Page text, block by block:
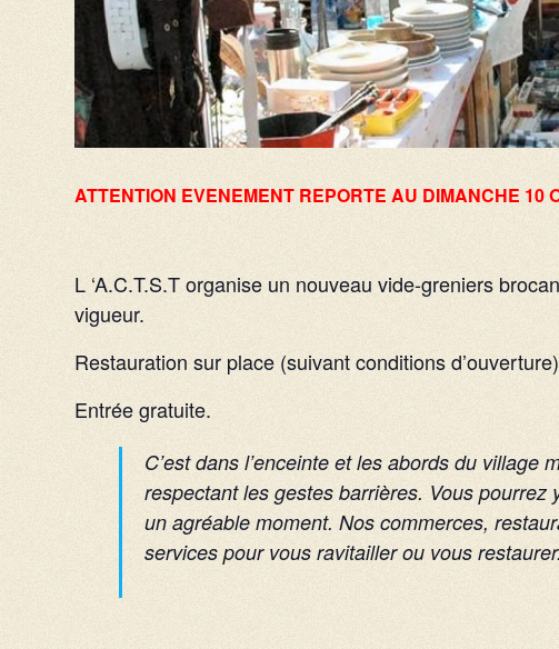
ATTENTION EVENEMENT REPORTE AU DIMANCHE 10
L ‘A.C.T.S.T organise un nouveau vide-greniers
vigueur.
Restauration sur place (suivant conditions
Entrée gratuite.
C’est dans l’enceinte et les abords du
respectant les gestes barrières. Vous
un agréable moment. Nos commerces,
services pour vous ravitailler ou vous restaurer.